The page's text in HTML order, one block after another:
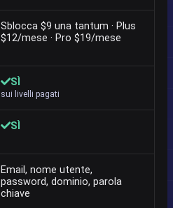
Sblocca $9 una tantum · Plus
$12/mese · Pro $19/mese
SÌ
sui livelli pagati
SÌ
Email, nome utente,
password, dominio, parola
chiave